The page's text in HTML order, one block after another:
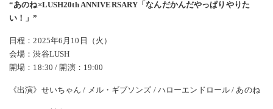
“あのね×LUSH20th ANNIVERSARY「なんだかんだやっぱりやりた
い！」”
日程：2025年6月10日（火）
会場：渋谷LUSH
開場：18:30 / 開演：19:00
《出演》せいちゃん / メル・ギブソンズ / ハローエンドロール / あのね